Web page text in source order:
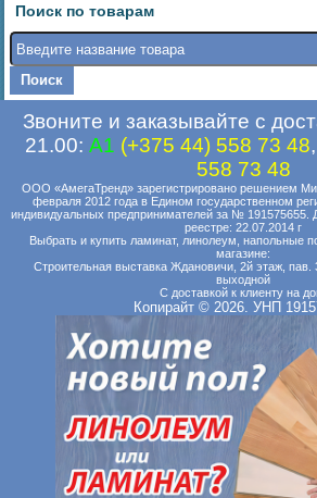
Поиск по товарам
Звоните и заказывайте с
21.00: A1 (+375 44) 558 73 48,
558 73 48
ООО «АмегаТренд» зарегистрировано решением
февраля 2012 года в Едином государственном
индивидуальных предпринимателей за № 191575655.
реестре: 22.07.2014 г
Выбрать и купить ламинат, линолеум, напольные
магазине:
Строительная выставка Ждановичи, 2й этаж, пав.
выходной
С доставкой к клиенту на
Копирайт © 2026. УНП